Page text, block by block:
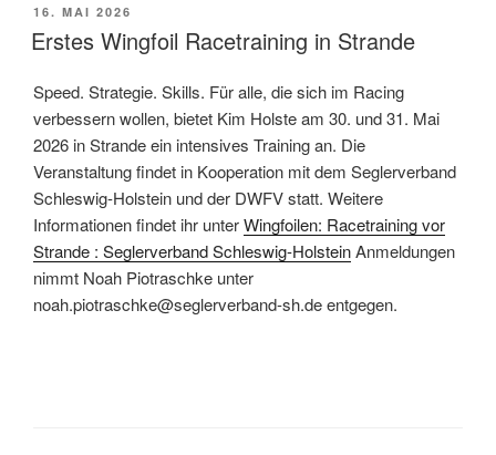
VERÖFFENTLICHT
AM
16. MAI 2026
Erstes Wingfoil Racetraining in Strande
Speed. Strategie. Skills. Für alle, die sich im Racing
verbessern wollen, bietet Kim Holste am 30. und 31. Mai
2026 in Strande ein intensives Training an. Die
Veranstaltung findet in Kooperation mit dem Seglerverband
Schleswig-Holstein und der DWFV statt. Weitere
Informationen findet ihr unterWingfoilen: Racetraining vor
Strande : Seglerverband Schleswig-HolsteinAnmeldungen
nimmt Noah Piotraschke unter
noah.piotraschke@seglerverband-sh.de entgegen.